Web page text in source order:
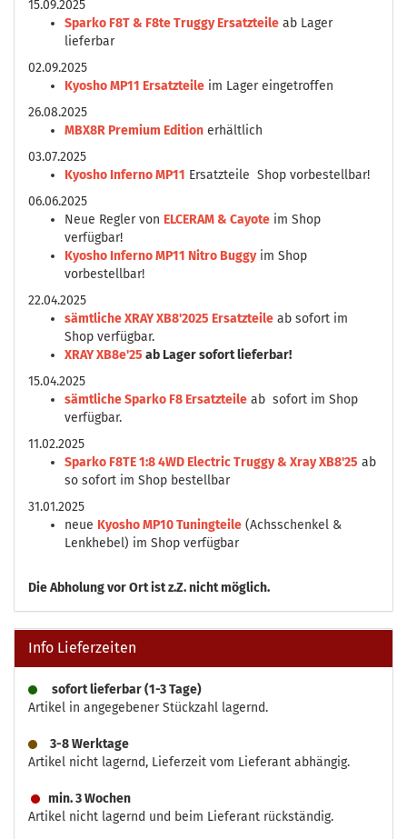
15.09.2025
Sparko F8T & F8te Truggy Ersatzteile ab Lager
lieferbar
02.09.2025
Kyosho MP11 Ersatzteile im Lager eingetroffen
26.08.2025
MBX8R Premium Edition erhältlich
03.07.2025
Kyosho Inferno MP11 Ersatzteile Shop vorbestellbar!
06.06.2025
Neue Regler von ELCERAM & Cayote im Shop
verfügbar!
Kyosho Inferno MP11 Nitro Buggyim Shop
vorbestellbar!
22.04.2025
sämtliche XRAY XB8'2025 Ersatzteile ab sofort im
Shop verfügbar.
XRAY XB8e'25 ab Lager sofort lieferbar!
15.04.2025
sämtliche Sparko F8 Ersatzteile ab sofort im Shop
verfügbar.
11.02.2025
Sparko F8TE 1:8 4WD Electric Truggy & Xray XB8'25 ab
so sofort im Shop bestellbar
31.01.2025
neue Kyosho MP10 Tuningteile (Achsschenkel &
Lenkhebel) im Shop verfügbar
DieAbholung vor Ort ist z.Z. nicht möglich.
Info Lieferzeiten
sofort lieferbar (1-3 Tage)
Artikel in angegebener Stückzahl lagernd.
3-8 Werktage
Artikel nicht lagernd, Lieferzeit vom Lieferant abhängig.
min. 3 Wochen
Artikel nicht lagernd und beim Lieferant rückständig.